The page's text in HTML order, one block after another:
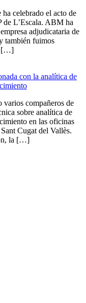
celebrado el acto de
de L’Escala. ABM ha
adjudicataria de
también fuimos
[…]
con la analítica de
compañeros de
sobre analítica de
en las oficinas
Cugat del Vallès.
la […]